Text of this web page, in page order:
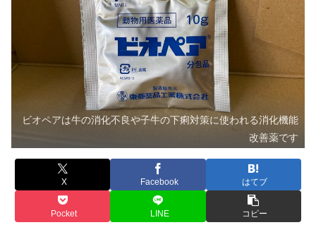
ビオペアは牛の消化不良や子牛の下痢対策に使われる消化機能
改善薬です
X Facebook はてブ
Pocket LINE コピー